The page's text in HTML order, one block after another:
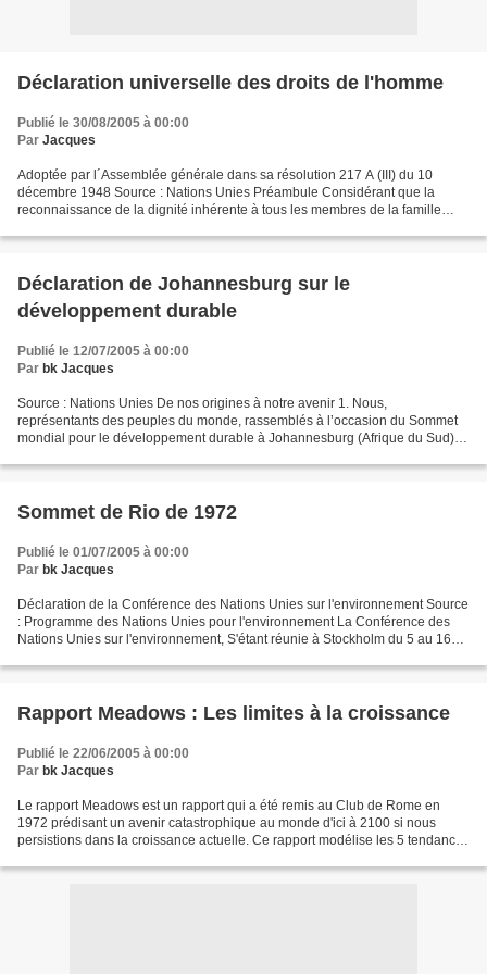
Déclaration universelle des droits de l'homme
Publié le 30/08/2005 à 00:00
Par Jacques
Adoptée par l´Assemblée générale dans sa résolution 217 A (III) du 10
décembre 1948 Source : Nations Unies Préambule Considérant que la
reconnaissance de la dignité inhérente à tous les membres de la famille
Déclaration de Johannesburg sur le
développement durable
Publié le 12/07/2005 à 00:00
Par bk Jacques
Source : Nations Unies De nos origines à notre avenir 1. Nous,
représentants des peuples du monde, rassemblés à l’occasion du Sommet
mondial pour le développement durable à Johannesburg (Afrique du Sud)
Sommet de Rio de 1972
Publié le 01/07/2005 à 00:00
Par bk Jacques
Déclaration de la Conférence des Nations Unies sur l'environnement Source
: Programme des Nations Unies pour l'environnement La Conférence des
Nations Unies sur l'environnement, S'étant réunie à Stockholm du 5 au 16
Rapport Meadows : Les limites à la croissance
Publié le 22/06/2005 à 00:00
Par bk Jacques
Le rapport Meadows est un rapport qui a été remis au Club de Rome en
1972 prédisant un avenir catastrophique au monde d'ici à 2100 si nous
persistions dans la croissance actuelle. Ce rapport modélise les 5 tendances